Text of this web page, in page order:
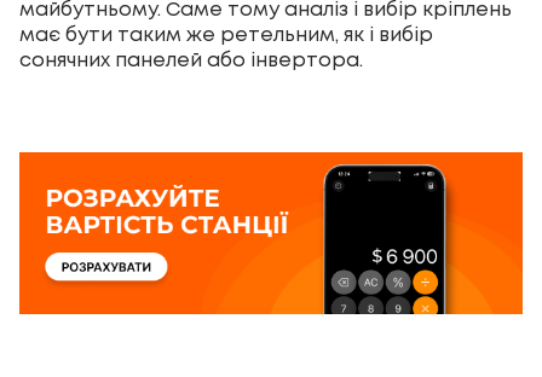
майбутньому. Саме тому аналіз і вибір кріплень
має бути таким же ретельним, як і вибір
сонячних панелей або інвертора.